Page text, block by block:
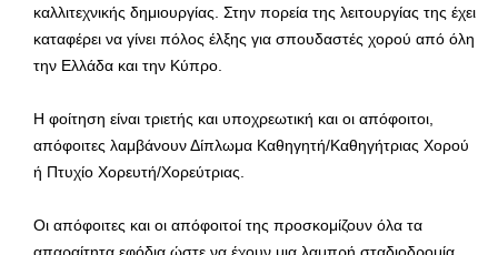
καλλιτεχνικής δημιουργίας. Στην πορεία της λειτουργίας της έχει
καταφέρει να γίνει πόλος έλξης για σπουδαστές χορού από όλη
την Ελλάδα και την Κύπρο.
Η φοίτηση είναι τριετής και υποχρεωτική και οι απόφοιτοι,
απόφοιτες λαμβάνουν Δίπλωμα Καθηγητή/Καθηγήτριας Χορού
ή Πτυχίο Χορευτή/Χορεύτριας.
Οι απόφοιτες και οι απόφοιτοί της προσκομίζουν όλα τα